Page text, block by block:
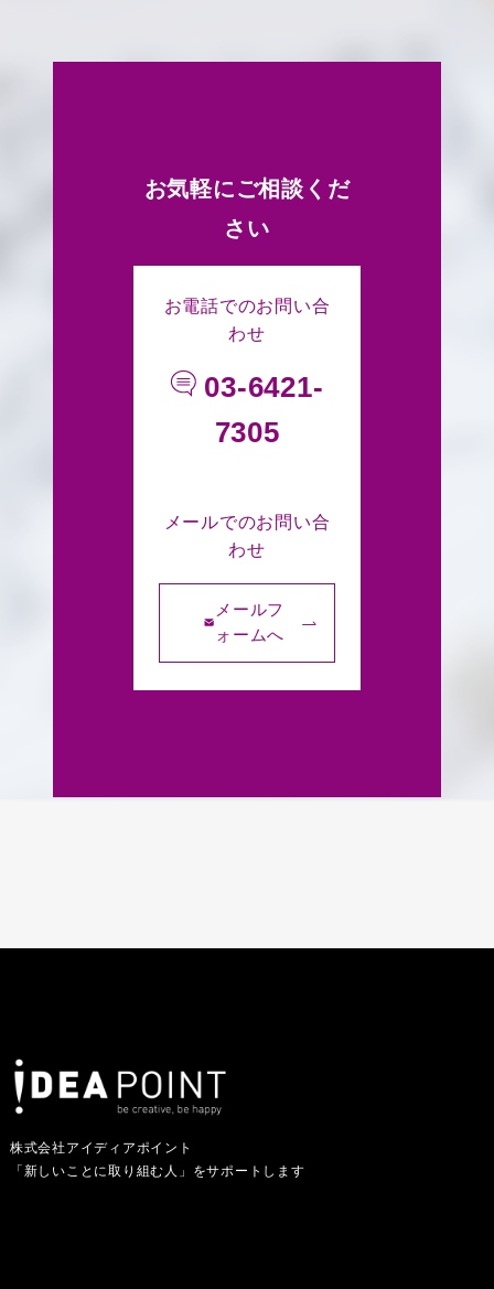
お気軽にご相談くだ
さい
お電話でのお問い合
わせ
03-6421-
7305
メールでのお問い合
わせ
メールフ
ォームへ
株式会社アイディアポイント
「新しいことに取り組む人」をサポートします